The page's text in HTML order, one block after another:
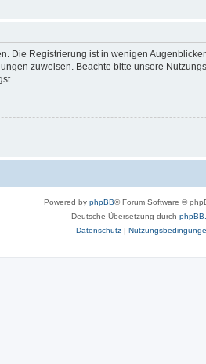
Die Registrierung ist in wenigen
zuweisen. Beachte bitte unsere
Powered by phpBB® Forum Software ©
Deutsche Übersetzung durch
Datenschutz|